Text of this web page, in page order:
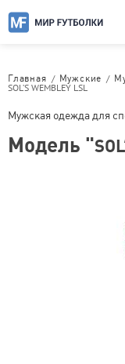
Главная / Мужские /
SOL’S WEMBLEY LSL
Мужская одежда для
Модель "